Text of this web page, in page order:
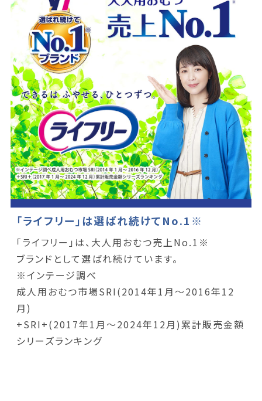
「ライフリー」は選ばれ続けてNo.1※
「ライフリー」は、大人用おむつ売上No.1※
ブランドとして選ばれ続けています。
※インテージ調べ
成人用おむつ市場SRI(2014年1月～2016年12
月)
+SRI+(2017年1月～2024年12月)累計販売金額
シリーズランキング